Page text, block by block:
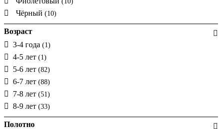
Чёрный (10)
Возраст
3-4 года (1)
4-5 лет (1)
5-6 лет (82)
6-7 лет (88)
7-8 лет (51)
8-9 лет (33)
Полотно